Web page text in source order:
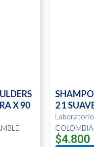
X 90
2 1
COLOMBIA
$4.800